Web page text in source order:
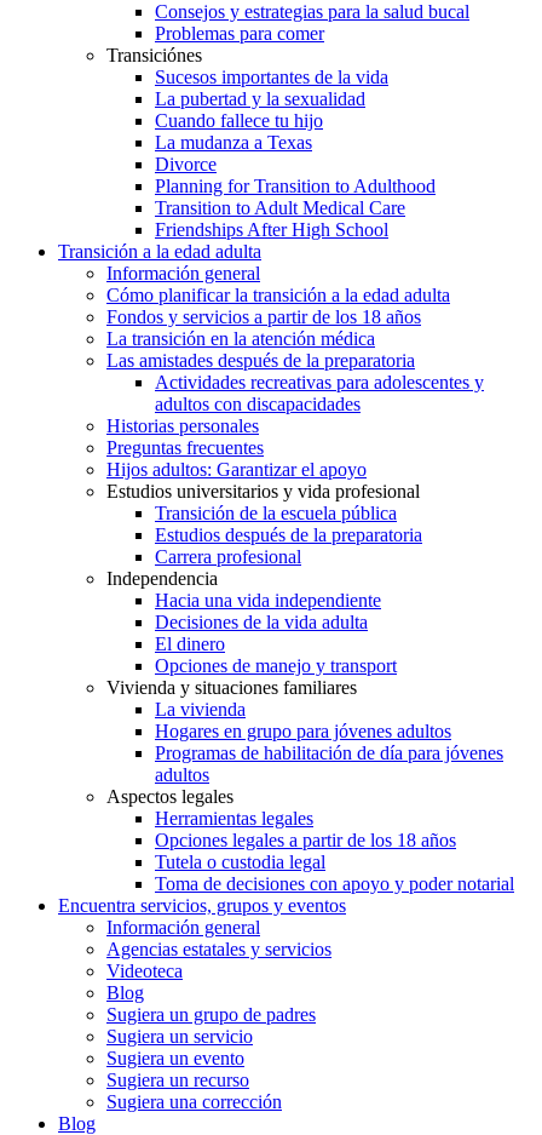
Consejos y estrategias para la salud bucal
Problemas para comer
Transiciónes
Sucesos importantes de la vida
La pubertad y la sexualidad
Cuando fallece tu hijo
La mudanza a Texas
Divorce
Planning for Transition to Adulthood
Transition to Adult Medical Care
Friendships After High School
Transición a la edad adulta
Información general
Cómo planificar la transición a la edad adulta
Fondos y servicios a partir de los 18 años
La transición en la atención médica
Las amistades después de la preparatoria
Actividades recreativas para adolescentes y
adultos con discapacidades
Historias personales
Preguntas frecuentes
Hijos adultos: Garantizar el apoyo
Estudios universitarios y vida profesional
Transición de la escuela pública
Estudios después de la preparatoria
Carrera profesional
Independencia
Hacia una vida independiente
Decisiones de la vida adulta
El dinero
Opciones de manejo y transport
Vivienda y situaciones familiares
La vivienda
Hogares en grupo para jóvenes adultos
Programas de habilitación de día para jóvenes
adultos
Aspectos legales
Herramientas legales
Opciones legales a partir de los 18 años
Tutela o custodia legal
Toma de decisiones con apoyo y poder notarial
Encuentra servicios, grupos y eventos
Información general
Agencias estatales y servicios
Videoteca
Blog
Sugiera un grupo de padres
Sugiera un servicio
Sugiera un evento
Sugiera un recurso
Sugiera una corrección
Blog